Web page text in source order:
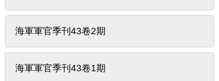
海軍軍官季刊43卷2期
海軍軍官季刊43卷1期